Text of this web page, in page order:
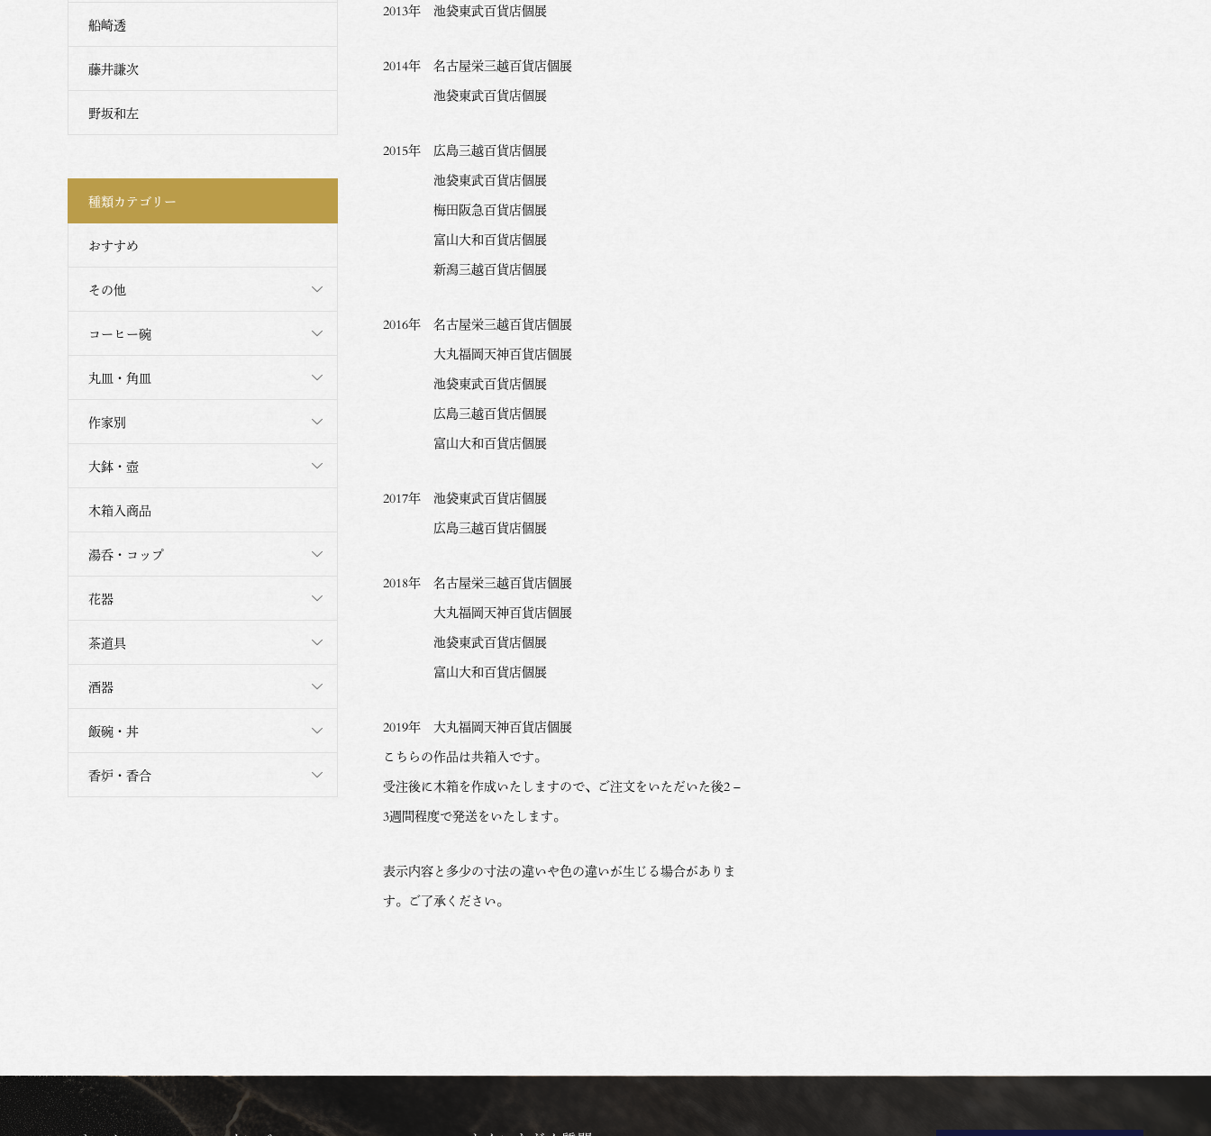
2013年 池袋東武百貨店個展
2014年 名古屋栄三越百貨店個展
池袋東武百貨店個展
2015年 広島三越百貨店個展
池袋東武百貨店個展
梅田阪急百貨店個展
富山大和百貨店個展
新潟三越百貨店個展
2016年 名古屋栄三越百貨店個展
大丸福岡天神百貨店個展
池袋東武百貨店個展
広島三越百貨店個展
富山大和百貨店個展
2017年 池袋東武百貨店個展
広島三越百貨店個展
2018年 名古屋栄三越百貨店個展
大丸福岡天神百貨店個展
池袋東武百貨店個展
富山大和百貨店個展
2019年 大丸福岡天神百貨店個展
こちらの作品は共箱入です。
受注後に木箱を作成いたしますので、ご注文をいただいた後2 –
3週間程度で発送をいたします。
表示内容と多少の寸法の違いや色の違いが生じる場合がありま
す。ご了承ください。
船崎透
藤井謙次
野坂和左
種類カテゴリー
おすすめ
その他
コーヒー碗
丸皿・角皿
作家別
大鉢・壺
木箱入商品
湯呑・コップ
花器
茶道具
酒器
飯碗・丼
香炉・香合